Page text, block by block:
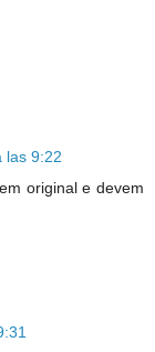
las 9:22
original e devem